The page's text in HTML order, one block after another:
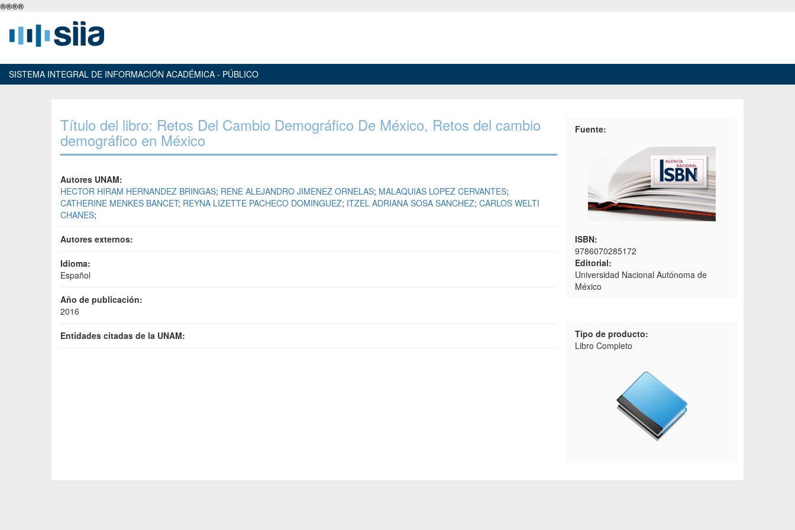
®®®®
SISTEMA INTEGRAL DE INFORMACIÓN ACADÉMICA - PÚBLICO
Título del libro: Retos Del Cambio Demográfico De México, Retos del cambio
demográfico en México
Autores UNAM:
HECTOR HIRAM HERNANDEZ BRINGAS; RENE ALEJANDRO JIMENEZ ORNELAS; MALAQUIAS LOPEZ CERVANTES;
CATHERINE MENKES BANCET; REYNA LIZETTE PACHECO DOMINGUEZ; ITZEL ADRIANA SOSA SANCHEZ; CARLOS WELTI
CHANES;
Autores externos:
Idioma:
Español
Año de publicación:
2016
Entidades citadas de la UNAM:
Fuente:
ISBN:
9786070285172
Editorial:
Universidad Nacional Autónoma de
México
Tipo de producto:
Libro Completo